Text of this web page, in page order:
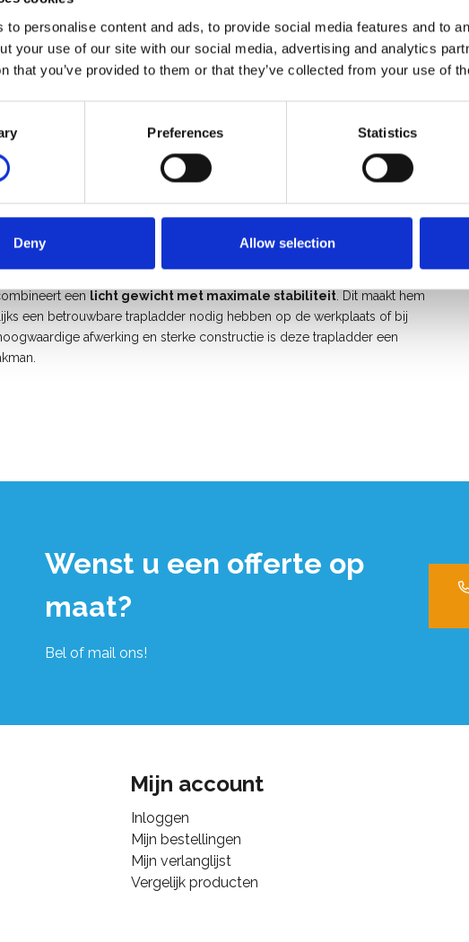
to personalise content and ads, to provide social media features and to
your use of our site with our social media, advertising and analytics
that you’ve provided to them or that they’ve collected from your use of
Preferences Statistics
Deny Allow selection
engeeftnietaf
pertrede
JumboSuperprotrapladder?
een licht gewicht met maximale stabiliteit Dit maakt hem
een betrouwbare trapladder nodig hebben op de werkplaats of bij
afwerking en sterke constructie is deze trapladder een
Wenst u een offerte op
maat?
Bel of mail ons!
Mijn account
Inloggen
Mijn bestellingen
Mijn verlanglijst
Vergelijk producten